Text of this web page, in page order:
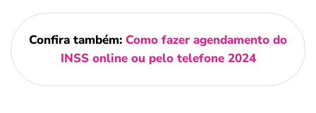
Confira também: Como fazer agendamento do
INSS online ou pelo telefone 2024